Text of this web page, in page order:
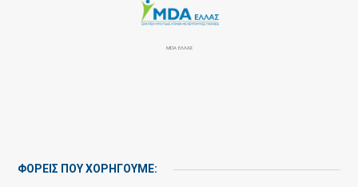
MDA ΕΛΛΑΣ
ΦΟΡΕΙΣ ΠΟΥ ΧΟΡΗΓΟΥΜΕ: